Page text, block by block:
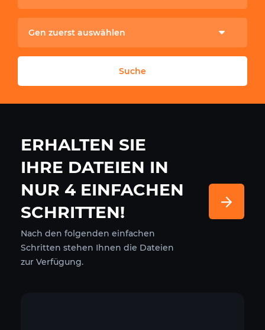
Gen zuerst auswählen
Suche
ERHALTEN SIE
IHRE DATEIEN IN
NUR 4 EINFACHEN
SCHRITTEN!
Nach den folgenden einfachen
Schritten stehen Ihnen die Dateien
zur Verfügung.